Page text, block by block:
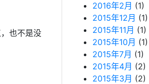
也不是没
2016年2月 (1)
2015年12月 (1)
2015年11月 (1)
2015年10月 (1)
2015年7月 (1)
2015年4月 (2)
2015年3月 (2)